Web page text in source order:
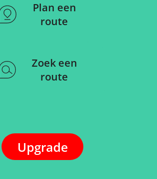
Plan een
route
Zoek een
route
Upgrade